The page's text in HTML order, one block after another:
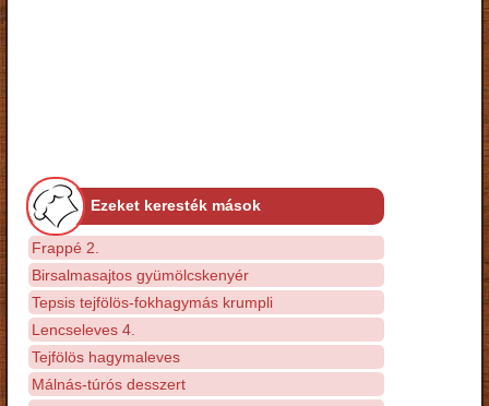
Ezeket keresték mások
Frappé 2.
Birsalmasajtos gyümölcskenyér
Tepsis tejfölös-fokhagymás krumpli
Lencseleves 4.
Tejfölös hagymaleves
Málnás-túrós desszert